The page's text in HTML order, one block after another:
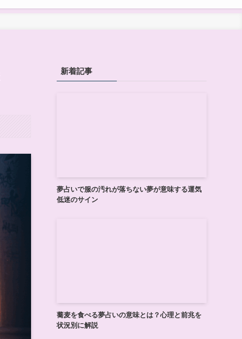
新着記事
夢占いで服の汚れが落ちない夢が意味する運気
低迷のサイン
蕎麦を食べる夢占いの意味とは？心理と前兆を
状況別に解説